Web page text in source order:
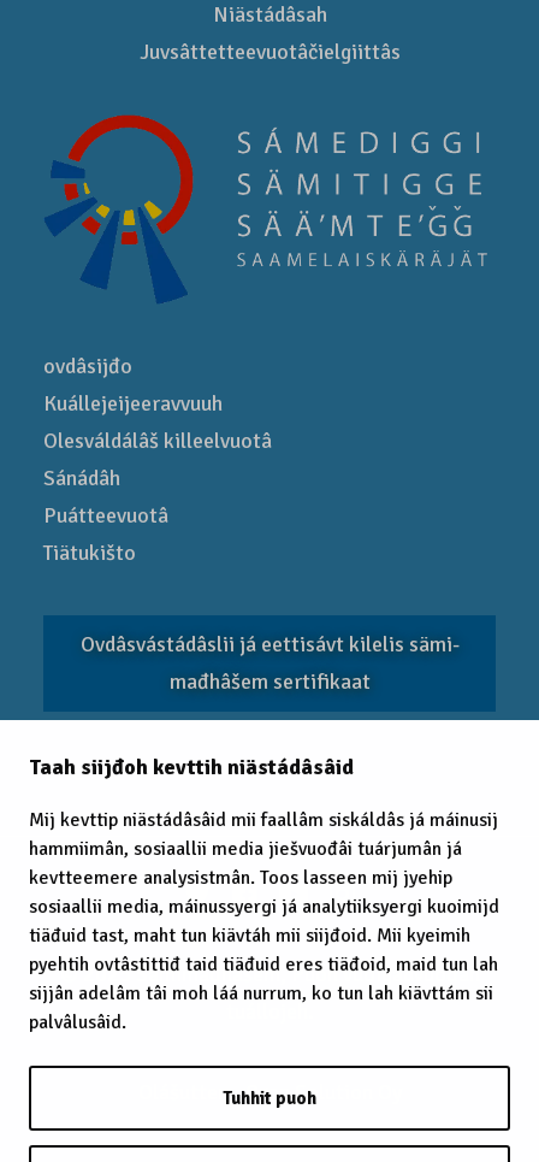
Taah siijđoh kevttih niästádâsâid
Mij kevttip niästádâsâid mii faallâm siskáldâs já máinusij
hammiimân, sosiaallii media jiešvuođâi tuárjumân já
kevtteemere analysistmân. Toos lasseen mij jyehip
sosiaallii media, máinussyergi já analytiiksyergi kuoimijd
tiäđuid tast, maht tun kiävtáh mii siijđoid. Mii kyeimih
pyehtih ovtâstittiđ taid tiäđuid eres tiäđoid, maid tun lah
sijjân adelâm tâi moh láá nurrum, ko tun lah kiävttám sii
palvâlusâid.
Tuhhit puoh
Niästádâsah
Juvsâttetteevuotâčielgiittâs
ovdâsijđo
Kuállejeijeeravvuuh
Olesváldálâš killeelvuotâ
Sánádâh
Puátteevuotâ
Tiätukišto
Ovdâsvástádâslii já eettisávt kilelis sämi­
mađhâšem sertifikaat
EITC 2025
© 2025 Sämimađhâšem, Puoh vuoigâdvuođah
tuállojeh.
Olášuttem:Cron Solution Oy